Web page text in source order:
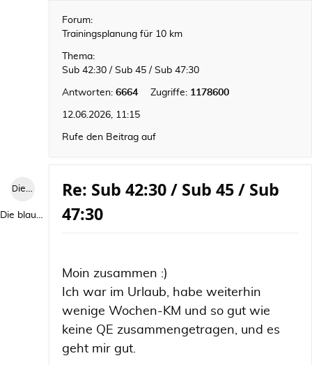
Forum:
Trainingsplanung für 10 km
Thema:
Sub 42:30 / Sub 45 / Sub 47:30
Antworten: 6664 Zugriffe: 1178600
12.06.2026, 11:15
Rufe den Beitrag auf
Die blaue Luise
Die blaue Luise
Re: Sub 42:30 / Sub 45 / Sub
47:30
Moin zusammen :)
Ich war im Urlaub, habe weiterhin
wenige Wochen-KM und so gut wie
keine QE zusammengetragen, und es
geht mir gut.